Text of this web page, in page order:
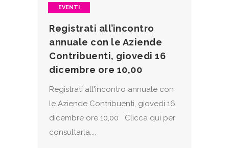
EVENTI
Registrati all’incontro
annuale con le Aziende
Contribuenti, giovedi 16
dicembre ore 10,00
Registrati all'incontro annuale con
le Aziende Contribuenti, giovedi 16
dicembre ore 10,00 Clicca qui per
consultarla....